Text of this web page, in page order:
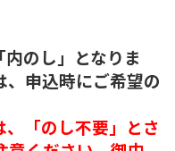
のし」となりま
、申込時にご希望の
「のし不要」とさ